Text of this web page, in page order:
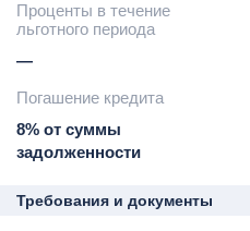
Проценты в течение
льготного периода
—
Погашение кредита
8% от суммы
задолженности
Требования и документы